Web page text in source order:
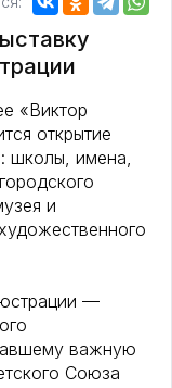
«Виктор
открытие
школы, имена,
и
—
важную
Союза